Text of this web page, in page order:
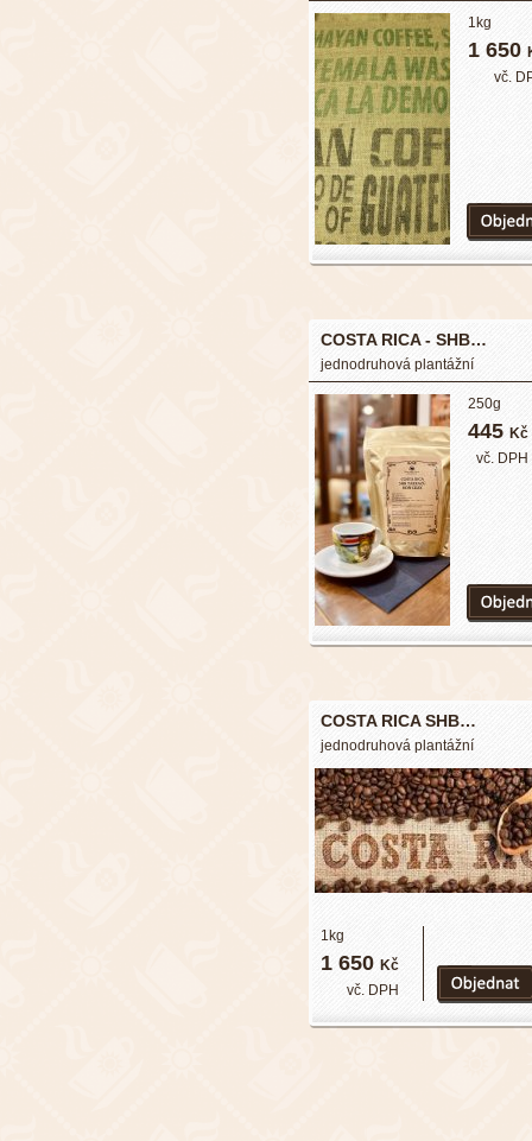
1kg
1 650
vč.
COSTA RICA - SHB…
jednodruhová plantážní
250g
445 Kč
vč. DPH
COSTA RICA SHB…
jednodruhová plantážní
1kg
1 650 Kč
vč. DPH